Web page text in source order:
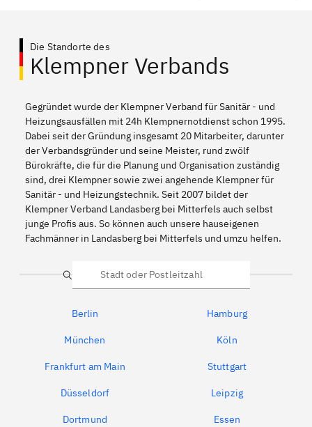
Die Standorte des
Klempner Verbands
Gegründet wurde der Klempner Verband für Sanitär - und
Heizungsausfällen mit 24h Klempnernotdienst schon 1995.
Dabei seit der Gründung insgesamt 20 Mitarbeiter, darunter
der Verbandsgründer und seine Meister, rund zwölf
Bürokräfte, die für die Planung und Organisation zuständig
sind, drei Klempner sowie zwei angehende Klempner für
Sanitär - und Heizungstechnik. Seit 2007 bildet der
Klempner Verband Landasberg bei Mitterfels auch selbst
junge Profis aus. So können auch unsere hauseigenen
Fachmänner in Landasberg bei Mitterfels und umzu helfen.
Suche
Berlin Hamburg
München Köln
Frankfurt am Main Stuttgart
Düsseldorf Leipzig
Dortmund Essen